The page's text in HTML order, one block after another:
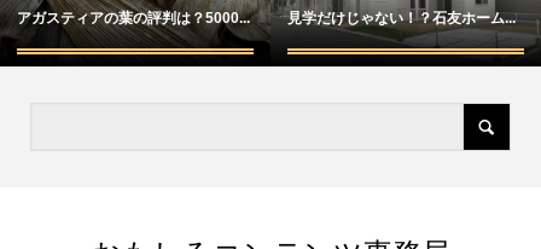
アガスティアの葉の評判は？5000... 見学だけじゃない！？石友ホーム...